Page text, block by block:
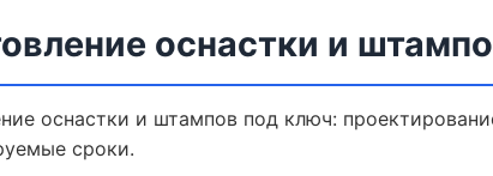
оснастки и
оснастки и штампов под ключ:
сроки.